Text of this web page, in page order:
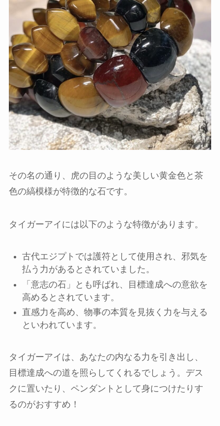
その名の通り、虎の目のような美しい黄金色と茶
色の縞模様が特徴的な石です。
タイガーアイには以下のような特徴があります。
古代エジプトでは護符として使用され、邪気を
払う力があるとされていました。
「意志の石」とも呼ばれ、目標達成への意欲を
高めるとされています。
直感力を高め、物事の本質を見抜く力を与える
といわれています。
タイガーアイは、あなたの内なる力を引き出し、
目標達成への道を照らしてくれるでしょう。デス
クに置いたり、ペンダントとして身につけたりす
るのがおすすめ！